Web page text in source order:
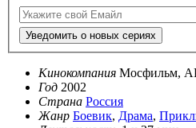
Уведомить о новых сериях
Кинокомпания Мосфильм,
Год 2002
Страна Россия
Жанр Боевик, Драма,